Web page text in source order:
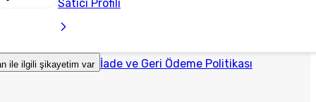
Satıcı Profili
ile ilgili şikayetim var İade ve Geri Ödeme Politikası